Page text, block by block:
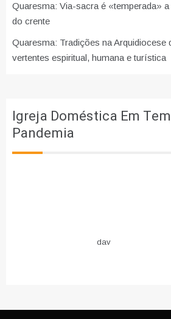
Quaresma: Via-sacra é «temperada»
do crente
Quaresma: Tradições na Arquidiocese
vertentes espiritual, humana e turística
Igreja Doméstica Em
Pandemia
dav